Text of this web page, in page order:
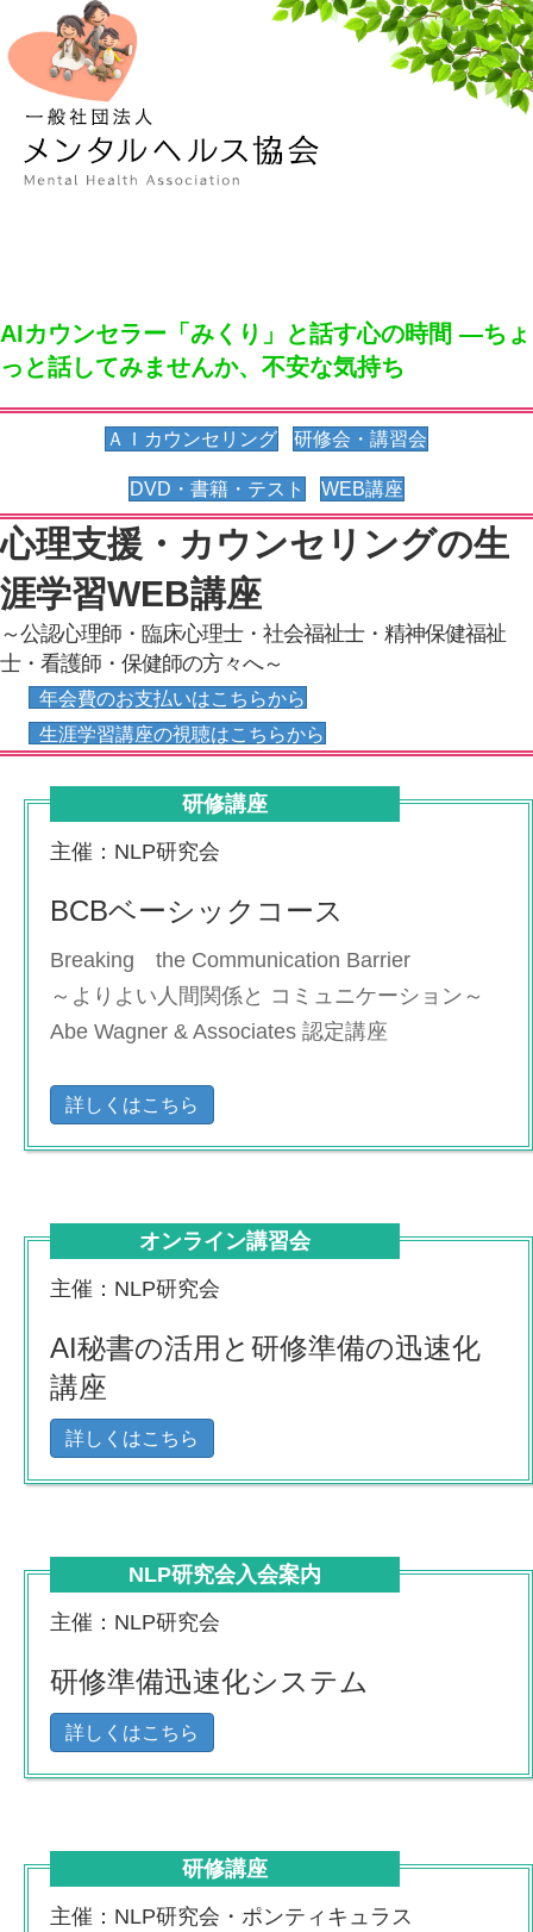
メ
AIカウンセラー「みくり」と話す心の時間 ―ちょ
っと話してみませんか、不安な気持ち
ＡＩカウンセリング(opens in new tab)
研修会・講習会
DVD・書籍・テスト WEB講座
心理支援・カウンセリングの生
涯学習WEB講座
～公認心理師・臨床心理士・社会福祉士・精神保健福祉
士・看護師・保健師の方々へ～
年会費のお支払いはこちらから
生涯学習講座の視聴はこちらから
研修講座
主催：NLP研究会
BCBベーシックコース
Breaking the Communication Barrier
～よりよい人間関係と コミュニケーション～
Abe Wagner & Associates 認定講座
詳しくはこちら
オンライン講習会
主催：NLP研究会
AI秘書の活用と研修準備の迅速化
講座
詳しくはこちら
NLP研究会入会案内
主催：NLP研究会
研修準備迅速化システム
詳しくはこちら
研修講座
主催：NLP研究会・ポンティキュラス